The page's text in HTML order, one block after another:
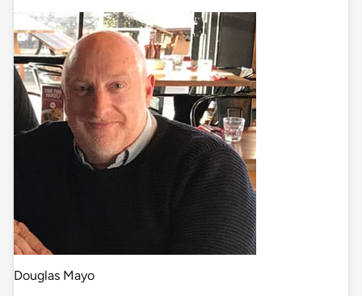
Douglas Mayo